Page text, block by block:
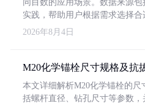
同目数的应用场景。数据来源
实践，帮助用户根据需求选择合
2026年8月4日
M20化学锚栓尺寸规格及抗
本文详细解析M20化学锚栓的
括螺杆直径、钻孔尺寸等参数